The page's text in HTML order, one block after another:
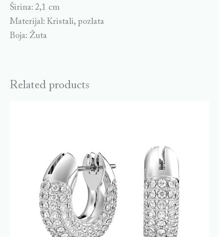
Širina: 2,1 cm
Materijal: Kristali, pozlata
Boja: Žuta
Related products